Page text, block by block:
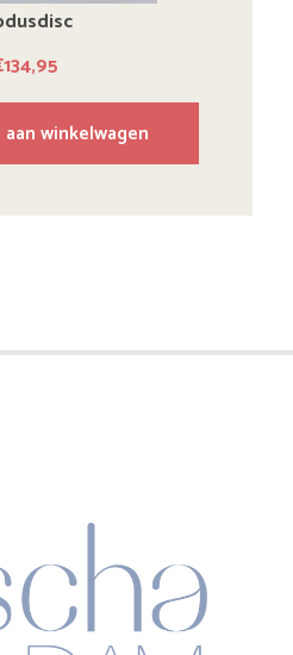
134,95
winkelwagen